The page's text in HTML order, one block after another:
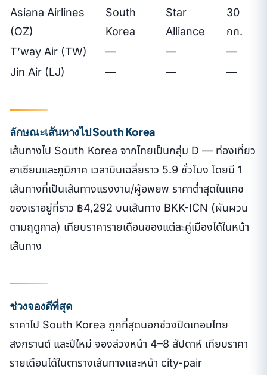
Asiana Airlines
(OZ)
South
Korea
Star
Alliance
30
กก.
T’way Air (TW)
— —
—
Jin Air (LJ)
— — —
ลักษณะเส้นทางไป South Korea
เส้นทางไป South Korea จากไทยเป็นกลุ่ม D — ท่องเที่ยว
อาเซียนและภูมิภาค เวลาบินเฉลี่ยราว 5.9 ชั่วโมง โดยมี 1
เส้นทางที่เป็นเส้นทางแรงงาน/ผู้อพยพ ราคาต่ำสุดในแคช
ของเราอยู่ที่ราว ฿4,292 บนเส้นทาง BKK-ICN (ผันผวน
ตามฤดูกาล) เทียบราคารายเดือนของแต่ละคู่เมืองได้ในหน้า
เส้นทาง
ช่วงจองดีที่สุด
ราคาไป South Korea ถูกที่สุดนอกช่วงปิดเทอมไทย
สงกรานต์ และปีใหม่ จองล่วงหน้า 4–8 สัปดาห์ เทียบราคา
รายเดือนได้ในตารางเส้นทางและหน้า city-pair